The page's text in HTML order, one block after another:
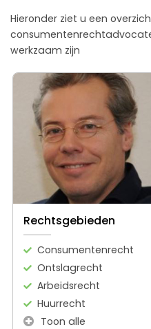
Hieronder ziet u een
werkzaam zijn
Rechtsgebieden
Consumentenrecht
Ontslagrecht
Arbeidsrecht
Huurrecht
Toon alle